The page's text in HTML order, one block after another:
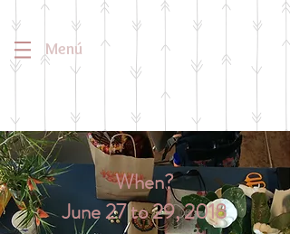
Menú
When?
June 27 to 29, 2018